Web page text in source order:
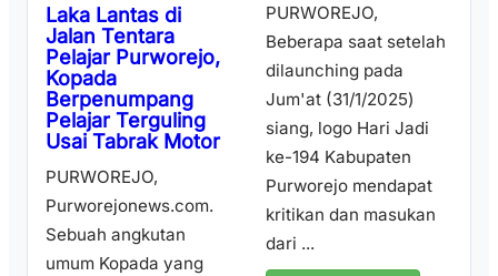
Laka Lantas di
Jalan Tentara
Pelajar Purworejo,
Kopada
Berpenumpang
Pelajar Terguling
Usai Tabrak Motor
PURWOREJO,
Purworejonews.com.
Sebuah angkutan
umum Kopada yang
PURWOREJO,
Beberapa saat setelah
dilaunching pada
Jum'at (31/1/2025)
siang, logo Hari Jadi
ke-194 Kabupaten
Purworejo mendapat
kritikan dan masukan
dari ...